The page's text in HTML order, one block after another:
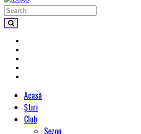
Acasă
Știri
Club
Sezon